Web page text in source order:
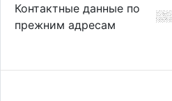
Контактные данные по
прежним адресам